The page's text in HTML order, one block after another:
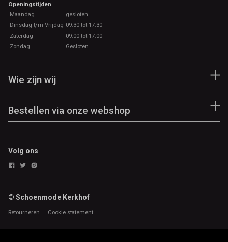
Openingstijden
Maandag
gesloten
Dinsdag t/m Vrijdag 09:30 tot 17.30
Zaterdag
09:00 tot 17:00
Zondag
Gesloten
Wie zijn wij
Bestellen via onze webshop
Volg ons
© Schoenmode Kerkhof
Retourneren Cookie statement